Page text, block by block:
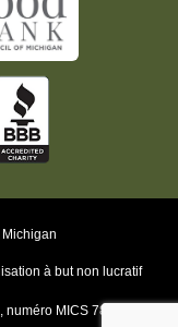
à but non lucratif
MICS 7889.